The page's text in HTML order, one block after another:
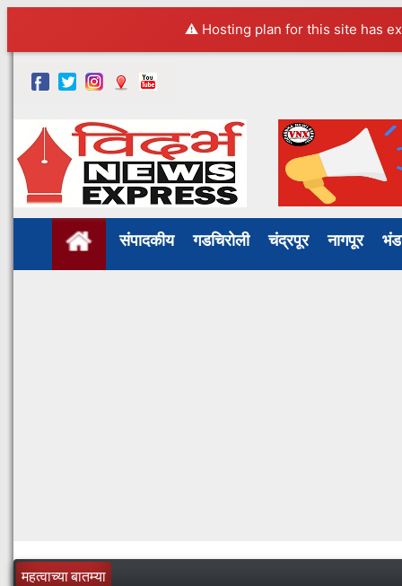
⚠️ Hosting plan for this site has
संपादकीय गडचिरोली चंद्रपूर नागपूर
महत्वाच्या बातम्या